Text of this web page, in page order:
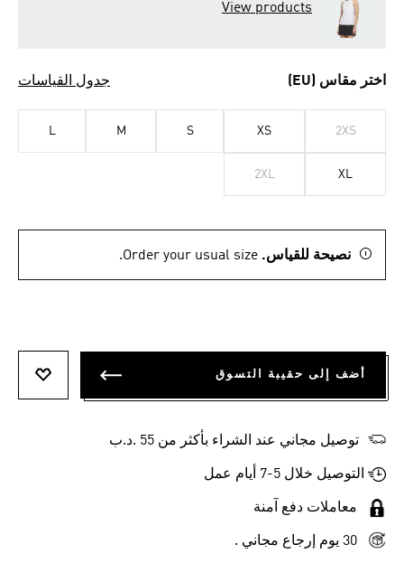
View products
اختر مقاس (EU) جدول القياسات
2XS
XS
S
M
L
XL
2XL
نصيحة للقياس. Order your usual size.
أضف إلى حقيبة التسوق
توصيل مجاني عند الشراء بأكثر من 55 .د.ب‎
التوصيل خلال 5-7 أيام عمل
معاملات دفع آمنة